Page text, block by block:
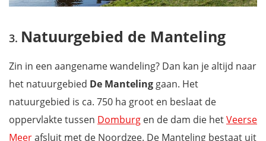
Natuurgebied de Manteling
Zin in een aangename wandeling? Dan kan je altijd naar
het natuurgebied De Manteling gaan. Het
natuurgebied is ca. 750 ha groot en beslaat de
oppervlakte tussen Domburg en de dam die hetVeerse
Meerafsluit met de Noordzee. De Manteling bestaat uit